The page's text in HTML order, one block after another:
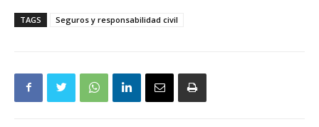
TAGS Seguros y responsabilidad civil